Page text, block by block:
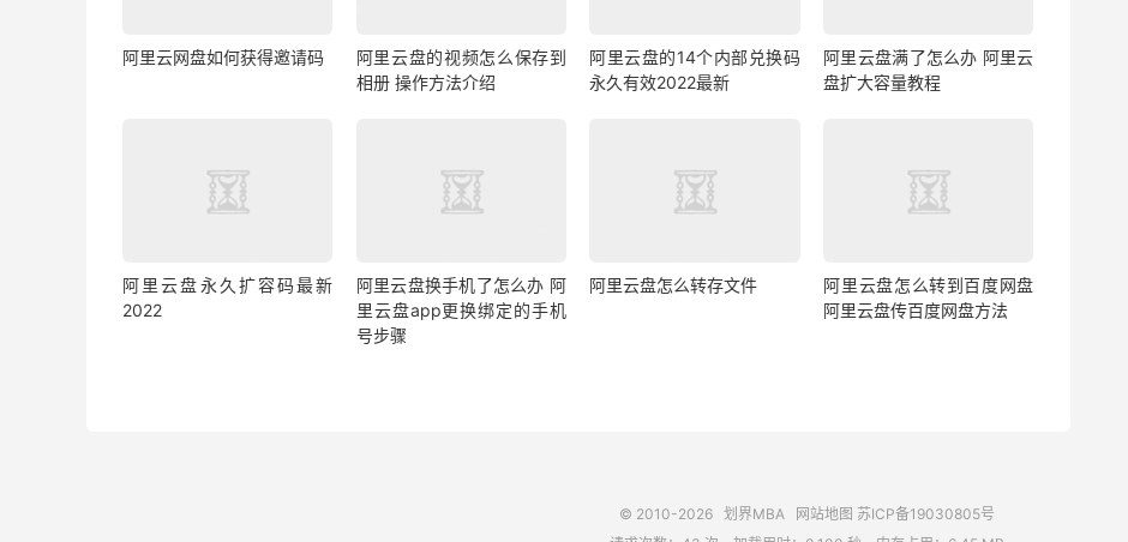
阿里云网盘如何获得邀请码
阿里云盘的视频怎么保存到
相册 操作方法介绍
阿里云盘的14个内部兑换码
永久有效2022最新
阿里云盘满了怎么办 阿里云
盘扩大容量教程
阿里云盘永久扩容码最新
2022
阿里云盘换手机了怎么办 阿
里云盘app更换绑定的手机
号步骤
阿里云盘怎么转存文件
阿里云盘怎么转到百度网盘
阿里云盘传百度网盘方法
© 2010-2026 划界MBA 网站地图 苏ICP备19030805号